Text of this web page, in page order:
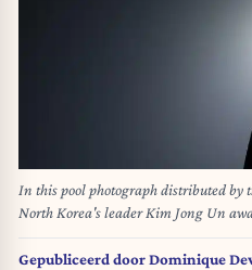
In this pool photograph distributed by
North Korea's leader Kim Jong Un
Vladimir Putin during a welcome
June 19, 2024. Russian President
Gepubliceerd doorDominique